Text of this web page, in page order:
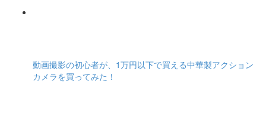
動画撮影の初心者が、1万円以下で買える中華製アクション
カメラを買ってみた！